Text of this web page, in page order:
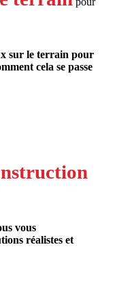
sur le terrain pour
cela se passe
vous
réalistes et